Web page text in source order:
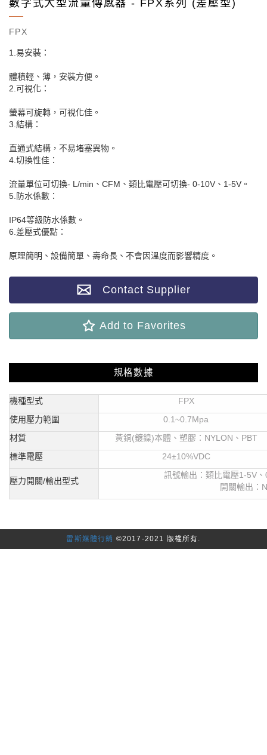
數字式大型流量傳感器 - FPX系列 (差壓型)
FPX
1.易安裝：
體積輕、薄，安裝方便。
2.可視化：
螢幕可旋轉，可視化佳。
3.結構：
直通式結構，不易堵塞異物。
4.切換性佳：
流量單位可切換- L/min、CFM、類比電壓可切換- 0-10V、1-5V。
5.防水係數：
IP64等級防水係數。
6.差壓式優點：
原理簡明、設備簡單、壽命長、不會因溫度而影響精度。
Contact Supplier
Add to Favorites
規格數據
機種型式
FPX
使用壓力範圍
0.1~0.7Mpa
材質
黃銅(鍍鎳)本體、塑膠：NYLON、PBT
標準電壓
24±10%VDC
壓力開關/輸出型式
訊號輸出：類比電壓1-5V
開關輸出：
雷斯媒體行銷 ©2017-2021 版權所有.